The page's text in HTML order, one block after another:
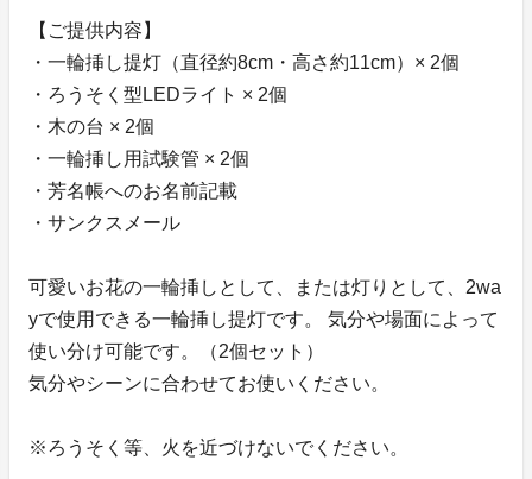
【ご提供内容】
・一輪挿し提灯（直径約8cm・高さ約11cm）× 2個
・ろうそく型LEDライト × 2個
・木の台 × 2個
・一輪挿し用試験管 × 2個
・芳名帳へのお名前記載
・サンクスメール
可愛いお花の一輪挿しとして、または灯りとして、2wa
yで使用できる一輪挿し提灯です。 気分や場面によって
使い分け可能です。（2個セット）
気分やシーンに合わせてお使いください。
※ろうそく等、火を近づけないでください。